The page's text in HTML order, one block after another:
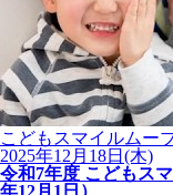
こどもスマイルムー
2025年12月18日(木)
令和7年度 こどもス
年12月1日）